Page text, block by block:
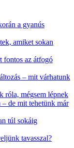
a gyanús
amiket sokan
fontos az átfogó
– mit várhatunk
róla, mégsem lépnek
de mit tehetünk már
túl sokáig
tavasszal?